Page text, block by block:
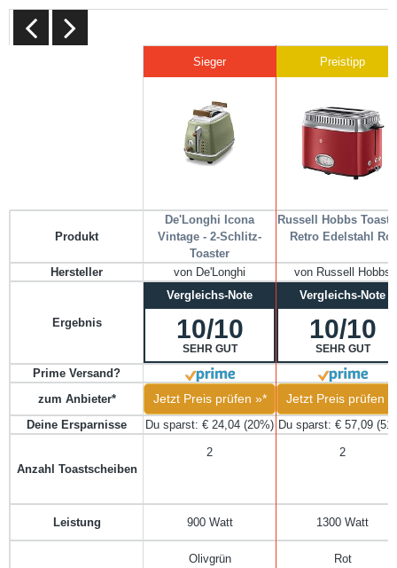
Sieger Preistipp
Produkt
De'Longhi Icona
Vintage - 2-Schlitz-
Toaster
Russell Hobbs
Retro Edelstahl Rot
Hersteller von De'Longhi von Russell Hobbs
Ergebnis
Vergleichs-Note
10/10
SEHR GUT
Vergleichs-Note
10/10
SEHR GUT
Prime Versand?
zum Anbieter*
Jetzt Preis prüfen »* Jetzt Preis prüfen
Deine Ersparnisse Du sparst: € 24,04 (20%) Du sparst: € 57,09
Anzahl Toastscheiben
2 2
Leistung 900 Watt 1300 Watt
Olivgrün
Rot